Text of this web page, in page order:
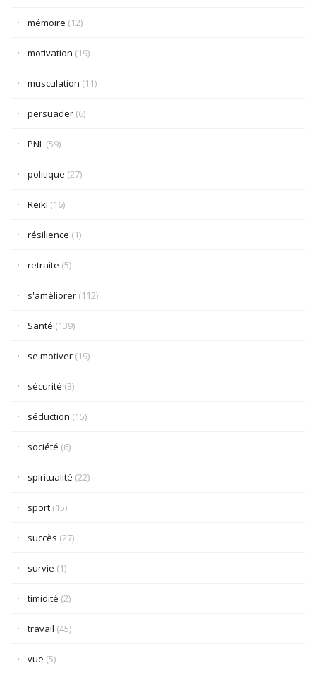
mémoire (12)
motivation (19)
musculation (11)
persuader (6)
PNL (59)
politique (27)
Reiki (16)
résilience (1)
retraite (5)
s'améliorer (112)
Santé (139)
se motiver (19)
sécurité (3)
séduction (15)
société (6)
spiritualité (22)
sport (15)
succès (27)
survie (1)
timidité (2)
travail (45)
vue (5)